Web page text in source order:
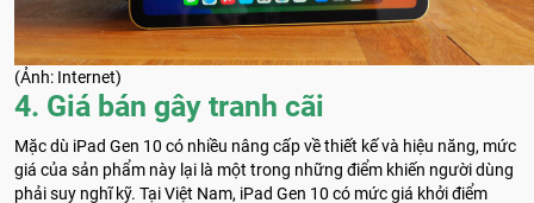
(Ảnh: Internet)
4. Giá bán gây tranh cãi
Mặc dù iPad Gen 10 có nhiều nâng cấp về thiết kế và hiệu năng, mức
giá của sản phẩm này lại là một trong những điểm khiến người dùng
phải suy nghĩ kỹ. Tại Việt Nam, iPad Gen 10 có mức giá khởi điểm